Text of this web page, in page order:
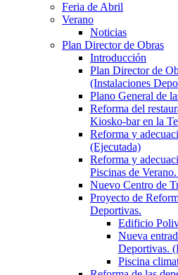
Feria de Abril
Verano
Noticias
Plan Director de Obras
Introducción
Plan Director de
(Instalaciones
Plano General de
Reforma del
Kiosko-bar en la
Reforma y
(Ejecutada)
Reforma y
Piscinas de
Nuevo Centro de
Proyecto de
Deportivas.
Edificio
Nueva
Deportivas.
Piscina